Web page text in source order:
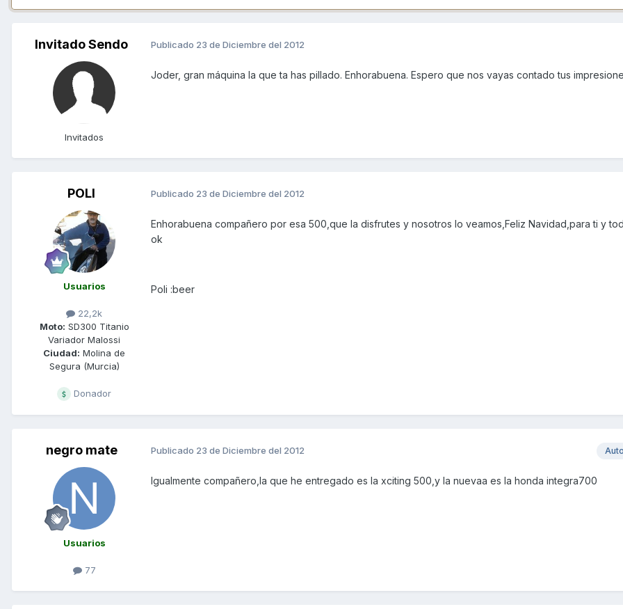
Invitado Sendo
Invitados
Publicado 23 de Diciembre del 2012
Joder, gran máquina la que ta has pillado. Enhorabuena. Espero que nos vayas contado tus
POLI
Usuarios
22,2k
Moto: SD300 Titanio
Variador Malossi
Ciudad: Molina de
Segura (Murcia)
Donador
Publicado 23 de Diciembre del 2012
Enhorabuena compañero por esa 500,que la disfrutes y nosotros lo veamos,Feliz Navidad,para ti y
ok
Poli :beer
negro mate
Usuarios
77
Publicado 23 de Diciembre del 2012
Igualmente compañero,la que he entregado es la xciting 500,y la nuevaa es la honda integra700